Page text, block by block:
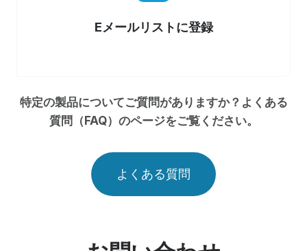
Eメールリストに登録
特定の製品についてご質問がありますか？よくある
質問（FAQ）のページをご覧ください。
よくある質問